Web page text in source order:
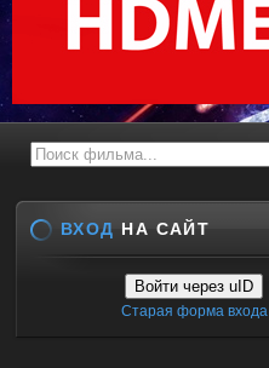
ВХОД НА САЙТ
Войти через uID
Старая форма входа